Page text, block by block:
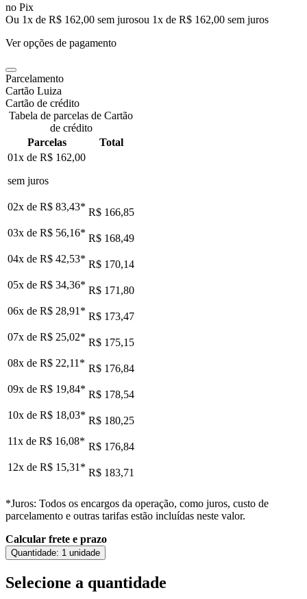
no Pix
Ou 1x de R$ 162,00 sem jurosou 1x de R$ 162,00 sem juros
Ver opções de pagamento
Parcelamento
Cartão Luiza
Cartão de crédito
Tabela de parcelas de Cartão
de crédito
Parcelas
Total
01x de R$ 162,00
sem juros
02x de R$ 83,43* R$ 166,85
03x de R$ 56,16* R$ 168,49
04x de R$ 42,53* R$ 170,14
05x de R$ 34,36* R$ 171,80
06x de R$ 28,91 * R$ 173,47
07x de R$ 25,02* R$ 175,15
08x de R$ 22,11 * R$ 176,84
09x de R$ 19,84* R$ 178,54
10x de R$ 18,03* R$ 180,25
11x de R$ 16,08* R$ 176,84
12x de R$ 15,31 * R$ 183,71
*Juros: Todos os encargos da operação, como juros, custo de
parcelamento e outras tarifas estão incluídas neste valor.
Calcular frete e prazo
Quantidade: 1 unidade
Selecione a quantidade